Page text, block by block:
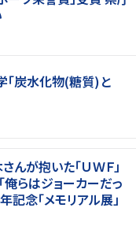
「炭水化物(糖質)と
んが抱いた「ＵＷＦ」
らはジョーカーだっ
記念「メモリアル展」